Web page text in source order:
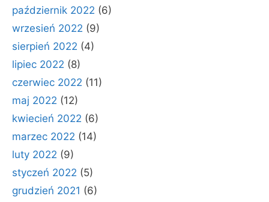
październik 2022 (6)
wrzesień 2022 (9)
sierpień 2022 (4)
lipiec 2022 (8)
czerwiec 2022 (11)
maj 2022 (12)
kwiecień 2022 (6)
marzec 2022 (14)
luty 2022 (9)
styczeń 2022 (5)
grudzień 2021 (6)